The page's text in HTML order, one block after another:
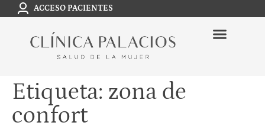
ACCESO PACIENTES
Etiqueta: zona de
confort